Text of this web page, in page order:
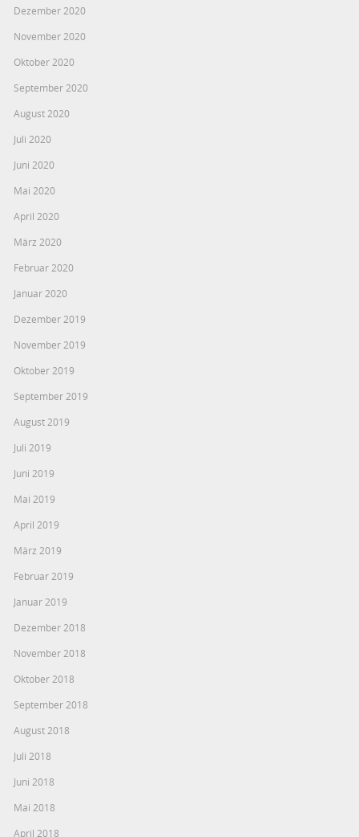
Dezember 2020
November 2020
Oktober 2020
September 2020
August 2020
Juli 2020
Juni 2020
Mai 2020
April 2020
März 2020
Februar 2020
Januar 2020
Dezember 2019
November 2019
Oktober 2019
September 2019
August 2019
Juli 2019
Juni 2019
Mai 2019
April 2019
März 2019
Februar 2019
Januar 2019
Dezember 2018
November 2018
Oktober 2018
September 2018
August 2018
Juli 2018
Juni 2018
Mai 2018
April 2018